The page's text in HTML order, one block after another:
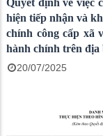
hiện tiếp nhận và
chính công cấp xã
hành chính trên
20/07/2025